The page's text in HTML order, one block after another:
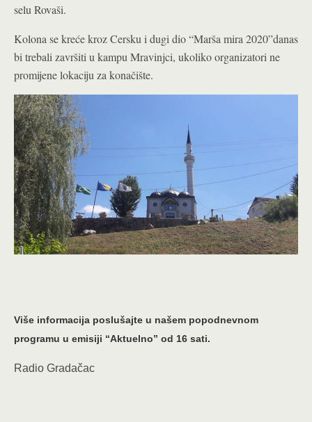
selu Rovaši.
Kolona se kreće kroz Cersku i dugi dio “Marša mira 2020”danas
bi trebali završiti u kampu Mravinjci, ukoliko organizatori ne
promijene lokaciju za konačište.
Više informacija poslušajte u našem popodnevnom
programu u emisiji “Aktuelno” od 16 sati.
Radio Gradačac